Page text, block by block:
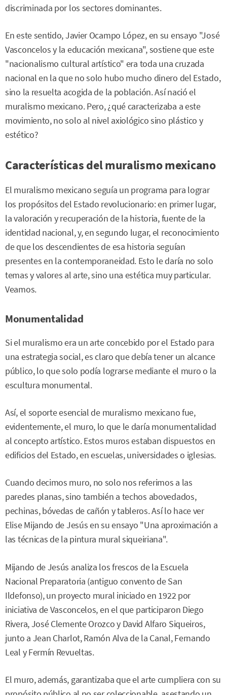
discriminada por los sectores dominantes.
En este sentido, Javier Ocampo López, en su ensayo "José
Vasconcelos y la educación mexicana", sostiene que este
"nacionalismo cultural artístico" era toda una cruzada
nacional en la que no solo hubo mucho dinero del Estado,
sino la resuelta acogida de la población. Así nació el
muralismo mexicano. Pero, ¿qué caracterizaba a este
movimiento, no solo al nivel axiológico sino plástico y
estético?
Características del muralismo mexicano
El muralismo mexicano seguía un programa para lograr
los propósitos del Estado revolucionario: en primer lugar,
la valoración y recuperación de la historia, fuente de la
identidad nacional, y, en segundo lugar, el reconocimiento
de que los descendientes de esa historia seguían
presentes en la contemporaneidad. Esto le daría no solo
temas y valores al arte, sino una estética muy particular.
Veamos.
Monumentalidad
Si el muralismo era un arte concebido por el Estado para
una estrategia social, es claro que debía tener un alcance
público, lo que solo podía lograrse mediante el muro o la
escultura monumental.
Así, el soporte esencial de muralismo mexicano fue,
evidentemente, el muro, lo que le daría monumentalidad
al concepto artístico. Estos muros estaban dispuestos en
edificios del Estado, en escuelas, universidades o iglesias.
Cuando decimos muro, no solo nos referimos a las
paredes planas, sino también a techos abovedados,
pechinas, bóvedas de cañón y tableros. Así lo hace ver
Elise Mijando de Jesús en su ensayo "Una aproximación a
las técnicas de la pintura mural siqueiriana".
Mijando de Jesús analiza los frescos de la Escuela
Nacional Preparatoria (antiguo convento de San
Ildefonso), un proyecto mural iniciado en 1922 por
iniciativa de Vasconcelos, en el que participaron Diego
Rivera, José Clemente Orozco y David Alfaro Siqueiros,
junto a Jean Charlot, Ramón Alva de la Canal, Fernando
Leal y Fermín Revueltas.
El muro, además, garantizaba que el arte cumpliera con su